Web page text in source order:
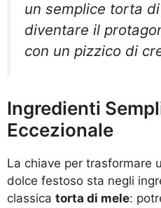
un semplice torta
diventare il
con un pizzico di
Ingredienti
Eccezionale
La chiave per trasformare
dolce festoso sta negli
classica torta di mele: